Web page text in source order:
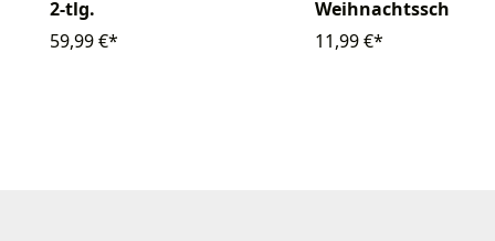
2-tlg.
59,99 €*
Weihnachtsschreck
11,99 €*